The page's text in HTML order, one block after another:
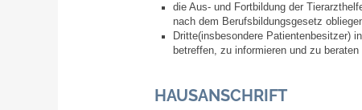
die Aus- und Fortbildung der
nach dem Berufsbildungsgesetz
Dritte(insbesondere Patientenbesitzer)
betreffen, zu informieren und zu beraten
HAUSANSCHRIFT